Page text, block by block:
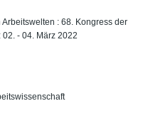
: 68. Kongress der
- 04. März 2022